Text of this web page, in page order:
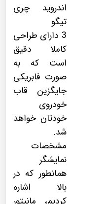
اندروید چری
تیگو
3 دارای طراحی
کاملا دقیق
است که به
صورت فابریکی
جایگزین قاب
خودروی
خودتان خواهد
شد.
مشخصات
نمایشگر
همانطور که در
بالا اشاره
کردیم، مانیتور